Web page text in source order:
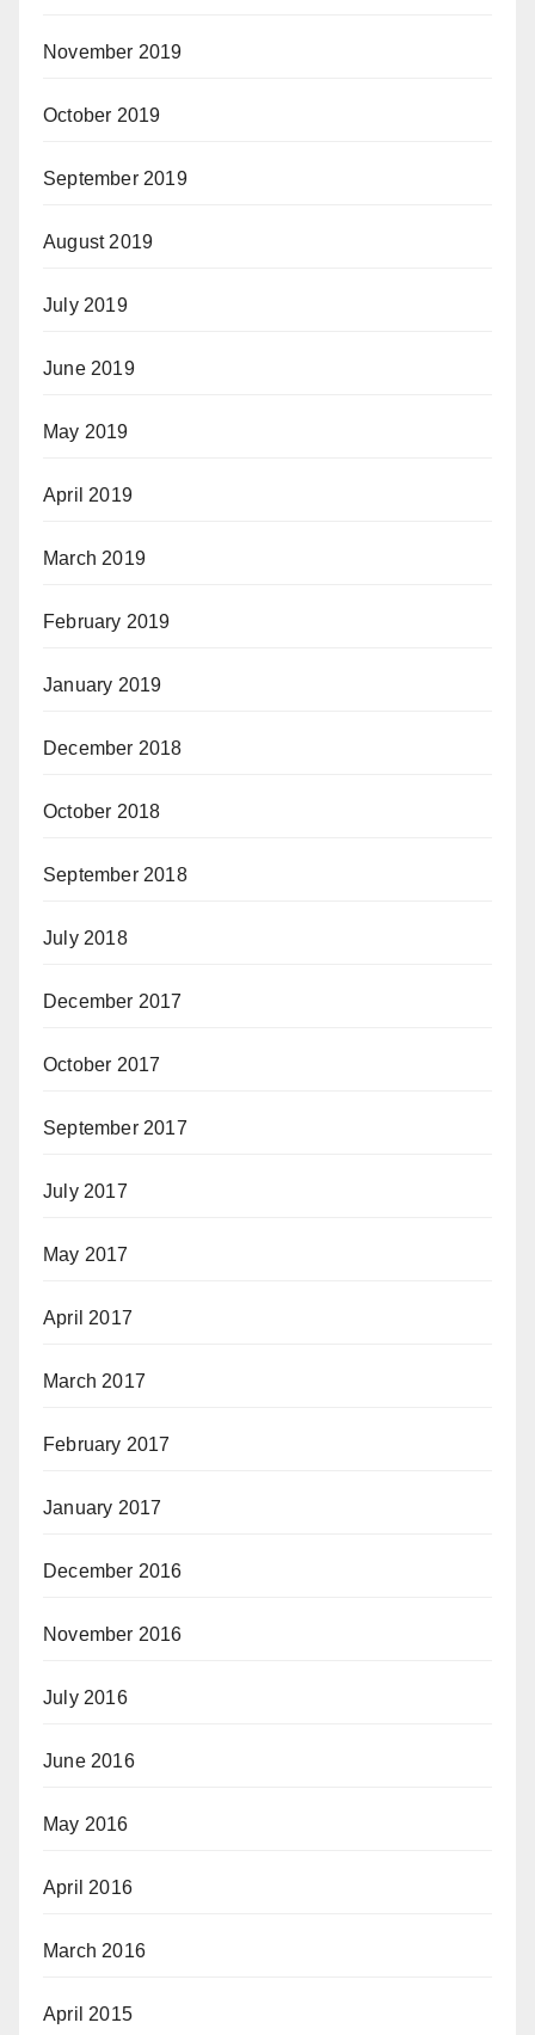
November 2019
October 2019
September 2019
August 2019
July 2019
June 2019
May 2019
April 2019
March 2019
February 2019
January 2019
December 2018
October 2018
September 2018
July 2018
December 2017
October 2017
September 2017
July 2017
May 2017
April 2017
March 2017
February 2017
January 2017
December 2016
November 2016
July 2016
June 2016
May 2016
April 2016
March 2016
April 2015